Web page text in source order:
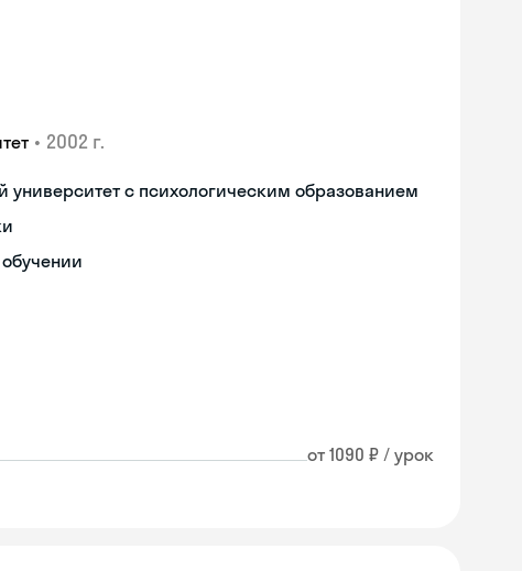
• 2002 г.
университет с психологическим образованием
от 1090 ₽ / урок